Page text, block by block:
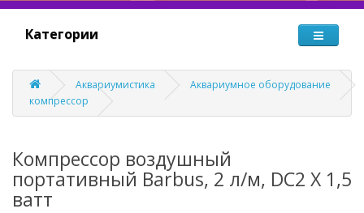
Категории
Аквариумистика
Аквариумное оборудование
компрессор
Компрессор воздушный
портативный Barbus, 2 л/м, DC2 X 1,5
ватт